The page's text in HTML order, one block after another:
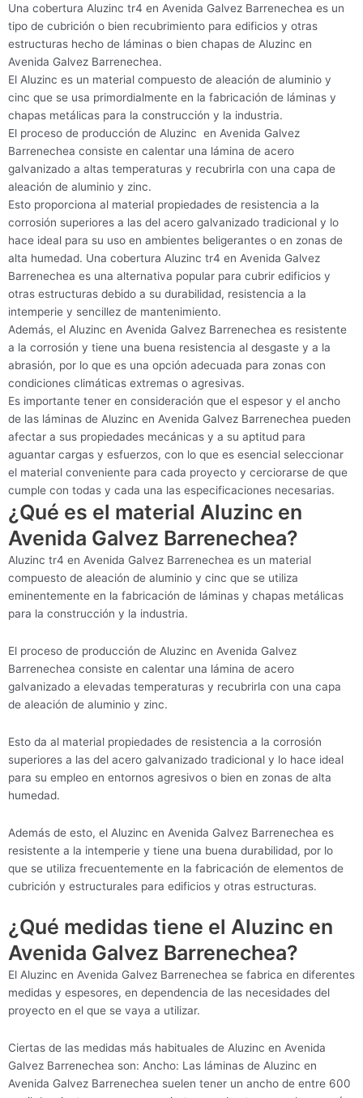
Una cobertura Aluzinc tr4 en Avenida Galvez Barrenechea es un
tipo de cubrición o bien recubrimiento para edificios y otras
estructuras hecho de láminas o bien chapas de Aluzinc en
Avenida Galvez Barrenechea.
El Aluzinc es un material compuesto de aleación de aluminio y
cinc que se usa primordialmente en la fabricación de láminas y
chapas metálicas para la construcción y la industria.
El proceso de producción de Aluzinc en Avenida Galvez
Barrenechea consiste en calentar una lámina de acero
galvanizado a altas temperaturas y recubrirla con una capa de
aleación de aluminio y zinc.
Esto proporciona al material propiedades de resistencia a la
corrosión superiores a las del acero galvanizado tradicional y lo
hace ideal para su uso en ambientes beligerantes o en zonas de
alta humedad. Una cobertura Aluzinc tr4 en Avenida Galvez
Barrenechea es una alternativa popular para cubrir edificios y
otras estructuras debido a su durabilidad, resistencia a la
intemperie y sencillez de mantenimiento.
Además, el Aluzinc en Avenida Galvez Barrenechea es resistente
a la corrosión y tiene una buena resistencia al desgaste y a la
abrasión, por lo que es una opción adecuada para zonas con
condiciones climáticas extremas o agresivas.
Es importante tener en consideración que el espesor y el ancho
de las láminas de Aluzinc en Avenida Galvez Barrenechea pueden
afectar a sus propiedades mecánicas y a su aptitud para
aguantar cargas y esfuerzos, con lo que es esencial seleccionar
el material conveniente para cada proyecto y cerciorarse de que
cumple con todas y cada una las especificaciones necesarias.
¿Qué es el material Aluzinc en
Avenida Galvez Barrenechea?
Aluzinc tr4 en Avenida Galvez Barrenechea es un material
compuesto de aleación de aluminio y cinc que se utiliza
eminentemente en la fabricación de láminas y chapas metálicas
para la construcción y la industria.
El proceso de producción de Aluzinc en Avenida Galvez
Barrenechea consiste en calentar una lámina de acero
galvanizado a elevadas temperaturas y recubrirla con una capa
de aleación de aluminio y zinc.
Esto da al material propiedades de resistencia a la corrosión
superiores a las del acero galvanizado tradicional y lo hace ideal
para su empleo en entornos agresivos o bien en zonas de alta
humedad.
Además de esto, el Aluzinc en Avenida Galvez Barrenechea es
resistente a la intemperie y tiene una buena durabilidad, por lo
que se utiliza frecuentemente en la fabricación de elementos de
cubrición y estructurales para edificios y otras estructuras.
¿Qué medidas tiene el Aluzinc en
Avenida Galvez Barrenechea?
El Aluzinc en Avenida Galvez Barrenechea se fabrica en diferentes
medidas y espesores, en dependencia de las necesidades del
proyecto en el que se vaya a utilizar.
Ciertas de las medidas más habituales de Aluzinc en Avenida
Galvez Barrenechea son: Ancho: Las láminas de Aluzinc en
Avenida Galvez Barrenechea suelen tener un ancho de entre 600